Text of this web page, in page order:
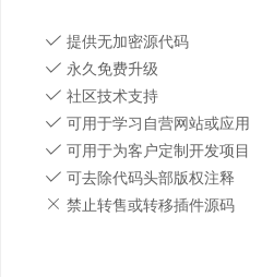
提供无加密源代码
永久免费升级
社区技术支持
可用于学习自营网站或应用
可用于为客户定制开发项目
可去除代码头部版权注释
禁止转售或转移插件源码